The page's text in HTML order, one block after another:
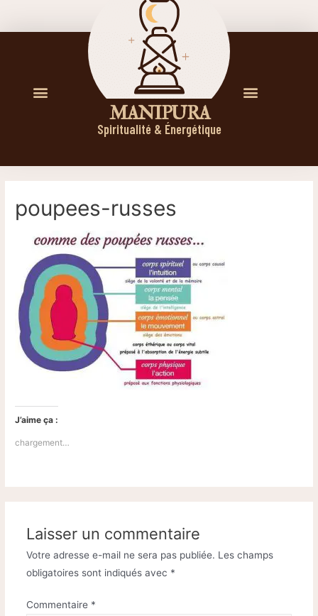
M A N I P U R A
Spiritualité & Énergétique
poupees-russes
J’aime ça :
chargement…
Laisser un commentaire
Votre adresse e-mail ne sera pas publiée. Les champs
obligatoires sont indiqués avec *
Commentaire *